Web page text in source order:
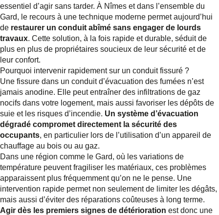
essentiel d’agir sans tarder. À Nîmes et dans l’ensemble du
Gard, le recours à une technique moderne permet aujourd’hui
de restaurer un conduit abîmé sans engager de lourds
travaux. Cette solution, à la fois rapide et durable, séduit de
plus en plus de propriétaires soucieux de leur sécurité et de
leur confort.
Pourquoi intervenir rapidement sur un conduit fissuré ?
Une fissure dans un conduit d’évacuation des fumées n’est
jamais anodine. Elle peut entraîner des infiltrations de gaz
nocifs dans votre logement, mais aussi favoriser les dépôts de
suie et les risques d’incendie. Un système d’évacuation
dégradé compromet directement la sécurité des
occupants, en particulier lors de l’utilisation d’un appareil de
chauffage au bois ou au gaz.
Dans une région comme le Gard, où les variations de
température peuvent fragiliser les matériaux, ces problèmes
apparaissent plus fréquemment qu’on ne le pense. Une
intervention rapide permet non seulement de limiter les dégâts,
mais aussi d’éviter des réparations coûteuses à long terme.
Agir dès les premiers signes de détérioration est donc une